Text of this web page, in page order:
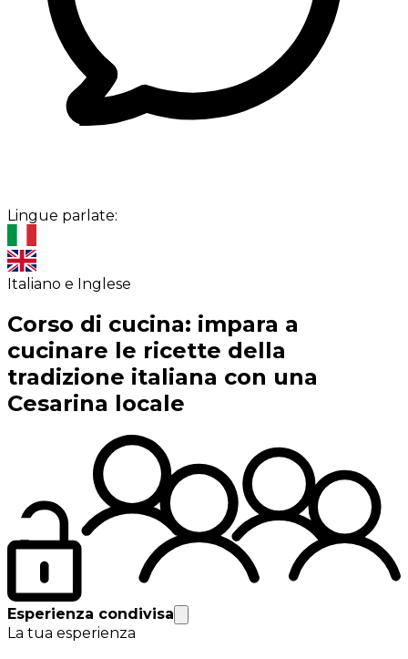
Lingue parlate:
Italiano e Inglese
Corso di cucina: impara a
cucinare le ricette della
tradizione italiana con una
Cesarina locale
Esperienza condivisa
La tua esperienza